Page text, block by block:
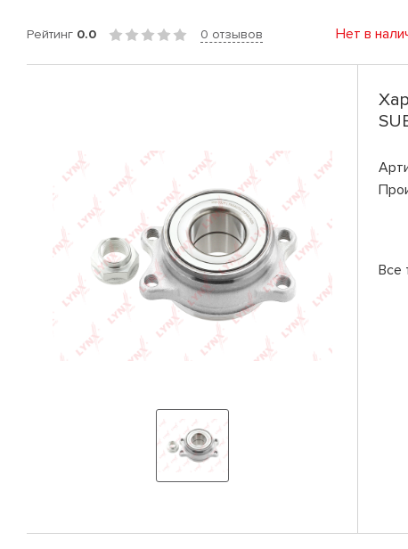
Рейтинг 0.0 0 отзывов Нет в
Все